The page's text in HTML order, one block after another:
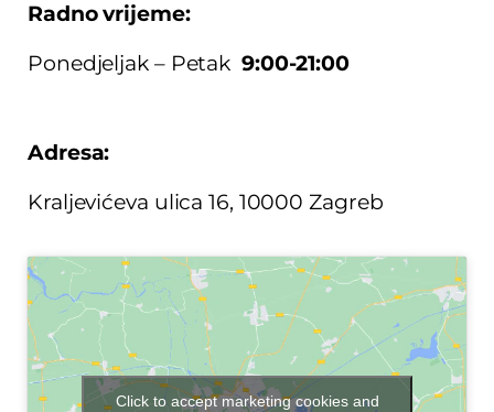
Radno vrijeme:
Ponedjeljak – Petak 9:00-21:00
Adresa:
Kraljevićeva ulica 16, 10000 Zagreb
Click to accept marketing cookies and